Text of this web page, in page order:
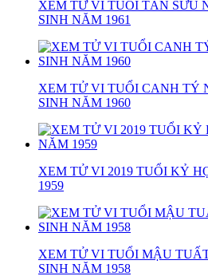
XEM TỬ VI TUỔI TÂN SỬU
SINH NĂM 1961
XEM TỬ VI TUỔI CANH TÝ
SINH NĂM 1960
XEM TỬ VI 2019 TUỔI KỶ
1959
XEM TỬ VI TUỔI MẬU
SINH NĂM 1958